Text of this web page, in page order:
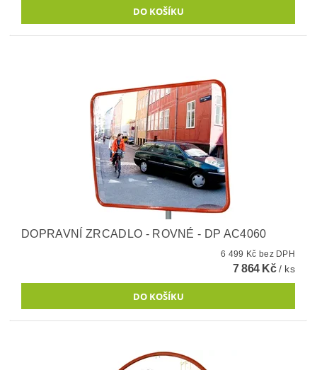
DOPRAVNÍ ZRCADLO - ROVNÉ - DP AC4060
6 499 Kč bez DPH
7 864 Kč/ ks